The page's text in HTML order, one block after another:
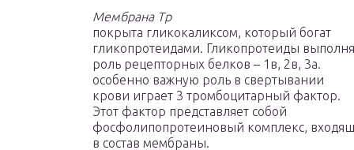
Мембрана Тр
покрыта гликокаликсом, который богат
гликопротеидами. Гликопротеиды
роль рецепторных белков – 1в, 2в, 3а.
особенно важную роль в свертывании
крови играет 3 тромбоцитарный фактор.
Этот фактор представляет собой
фосфолипопротеиновый комплекс,
в состав мембраны.